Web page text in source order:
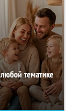
тематике